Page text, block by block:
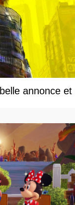
annonce et